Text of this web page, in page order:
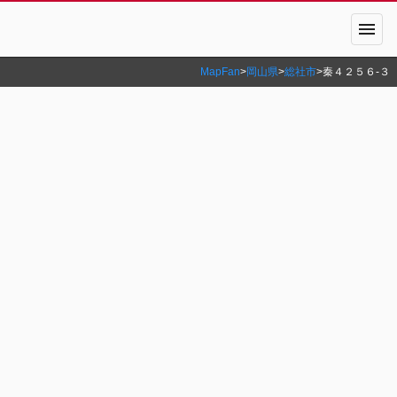
menu
MapFan>岡山県>総社市>秦４２５６‐３